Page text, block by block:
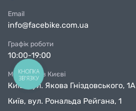
Email
info@facebike.com.ua
Графік роботи
10:00-19:00
Магазини в Києві
Київ, вул. Якова Гніздовського, 1А
Київ, вул. Рональда Рейгана, 1
КНОПКА
ЗВ'ЯЗКУ